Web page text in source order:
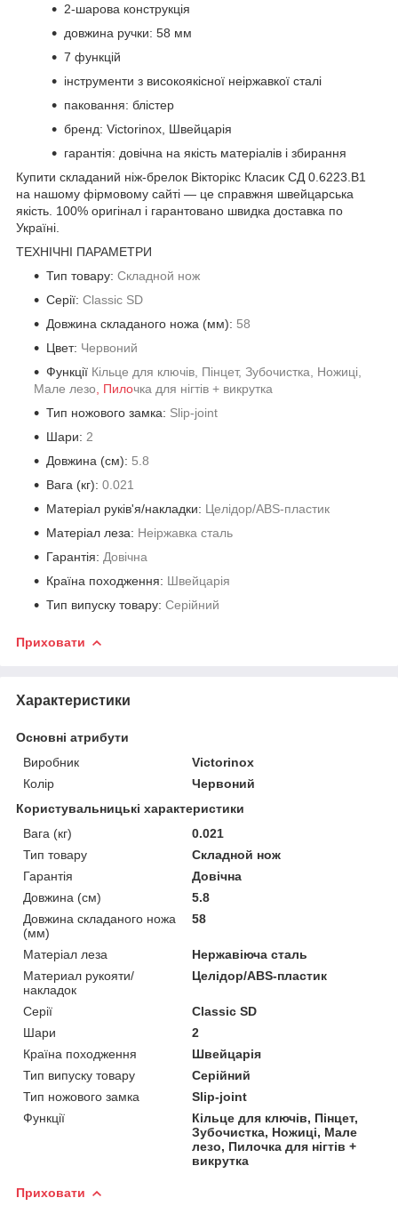
2-шарова конструкція
довжина ручки: 58 мм
7 функцій
інструменти з високоякісної неіржавкої сталі
паковання: блістер
бренд: Victorinox, Швейцарія
гарантія: довічна на якість матеріалів і збирання
Купити складаний ніж-брелок Вікторікс Класик СД 0.6223.B1
на нашому фірмовому сайті — це справжня швейцарська
якість. 100% оригінал і гарантовано швидка доставка по
Україні.
ТЕХНІЧНІ ПАРАМЕТРИ
Тип товару: Складной нож
Серії: Classic SD
Довжина складаного ножа (мм): 58
Цвет: Червоний
Функції Кільце для ключів, Пінцет, Зубочистка, Ножиці,
Мале лезо , Пилочка для нігтів + викрутка
Тип ножового замка: Slip-joint
Шари: 2
Довжина (cм): 5.8
Вага (кг): 0.021
Матеріал руків'я/накладки: Целідор/ABS-пластик
Матеріал леза: Неіржавка сталь
Гарантія: Довічна
Країна походження: Швейцарія
Тип випуску товару: Серійний
Приховати
Характеристики
Основні атрибути
Виробник
Victorinox
Колір
Червоний
Користувальницькі характеристики
Вага (кг)
0.021
Тип товару
Складной нож
Гарантія
Довічна
Довжина (cм)
5.8
Довжина складаного ножа
(мм)
58
Матеріал леза
Нержавіюча сталь
Материал рукояти/
накладок
Целідор/ABS-пластик
Серії
Classic SD
Шари
2
Країна походження
Швейцарія
Тип випуску товару
Серійний
Тип ножового замка
Slip-joint
Функції
Кільце для ключів, Пінцет,
Зубочистка, Ножиці, Мале
лезо, Пилочка для нігтів +
викрутка
Приховати